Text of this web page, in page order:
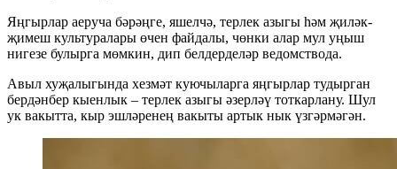
Яңгырлар аеруча бәрәңге, яшелчә, терлек азыгы һәм җиләк-
җимеш культуралары өчен файдалы, чөнки алар мул уңыш
нигезе булырга мөмкин, дип белдерделәр ведомствода.
Авыл хуҗалыгында хезмәт куючыларга яңгырлар тудырган
бердәнбер кыенлык – терлек азыгы әзерләү тоткарлану. Шул
ук вакытта, кыр эшләренең вакыты артык нык үзгәрмәгән.